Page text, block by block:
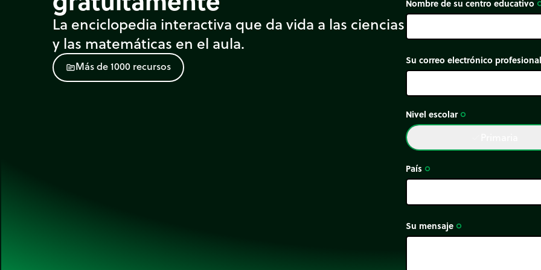
La enciclopedia interactiva que da vida a las ciencias
y las matemáticas en el aula.
sourceMásde1000 recursos
Nombre de su centro educativo
Su correo electrónico profesional
Nivel escolar trip_origin
País trip_origin
Su mensaje trip_origin